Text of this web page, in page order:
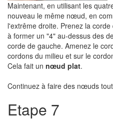
Maintenant, en utilisant les
nouveau le même nœud, en
l'extrême droite. Prenez la
à former un "4" au-dessus des
corde de gauche. Amenez le
cordons du milieu et sur le
Cela fait un nœud plat.
Continuez à faire des nœuds
Etape 7